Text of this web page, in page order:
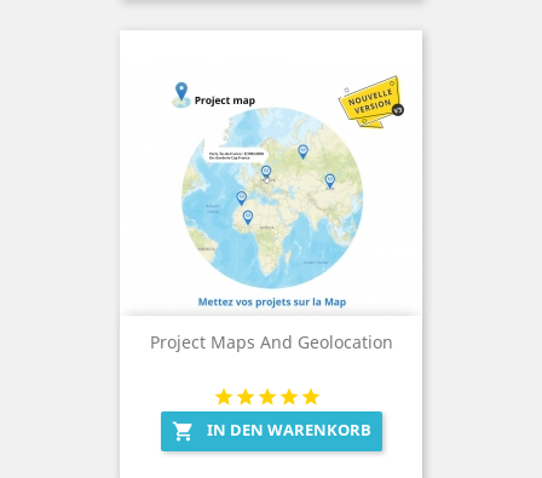
Project Maps And Geolocation
 IN DEN WARENKORB